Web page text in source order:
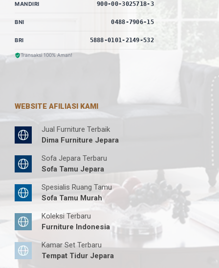
MANDIRI 900-00-3025718-3
BNI 0488-7906-15
BRI 5888-0101-2149-532
Transaksi 100% Aman!
WEBSITE AFILIASI KAMI
Jual Furniture Terbaik
Dima Furniture Jepara
Sofa Jepara Terbaru
Sofa Tamu Jepara
Spesialis Ruang Tamu
Sofa Tamu Murah
Koleksi Terbaru
Furniture Indonesia
Kamar Set Terbaru
Tempat Tidur Jepara